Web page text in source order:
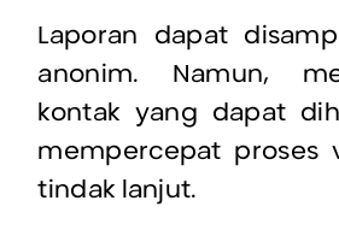
Laporan dapat
anonim. Namun,
kontak yang dapat
mempercepat proses
tindak lanjut.